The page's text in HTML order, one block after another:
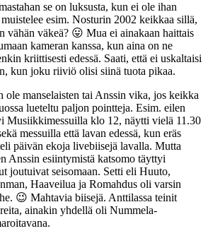
se on luksusta, kun ei ole ihan
esim. Nosturin 2002 keikkaa sillä,
vähän väkeä? 😛 Mua ei ainakaan haittais
kameran kanssa, kun aina on ne
kriittisesti edessä. Saati, että ei uskaltaisi
kun joku riiviö olisi siinä tuota pikaa.
ole manselaisten tai Anssin vika, jos keikka
lueteltu paljon pointteja. Esim. eilen
Musiikkimessuilla klo 12, näytti vielä 11.30
messuilla että lavan edessä, kun eräs
päivän ekoja livebiisejä lavalla. Mutta
Anssin esiintymistä katsomo täyttyi
joutuivat seisomaan. Setti eli Huuto,
Haaveilua ja Romahdus oli varsin
😉 Mahtavia biisejä. Anttilassa teinit
ainakin yhdellä oli Nummela-